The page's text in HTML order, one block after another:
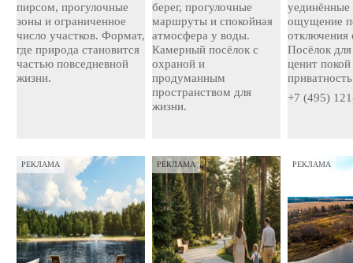
пирсом, прогулочные
зоны и ограниченное
число участков. Формат,
где природа становится
частью повседневной
жизни.
берег, прогулочные
маршруты и спокойная
атмосфера у воды.
Камерный посёлок с
охраной и
продуманным
пространством для
жизни.
уединённые
ощущение
отключения
Посёлок
ценит
приватность
+7 (495)
РЕКЛАМА РЕКЛАМА РЕКЛАМА